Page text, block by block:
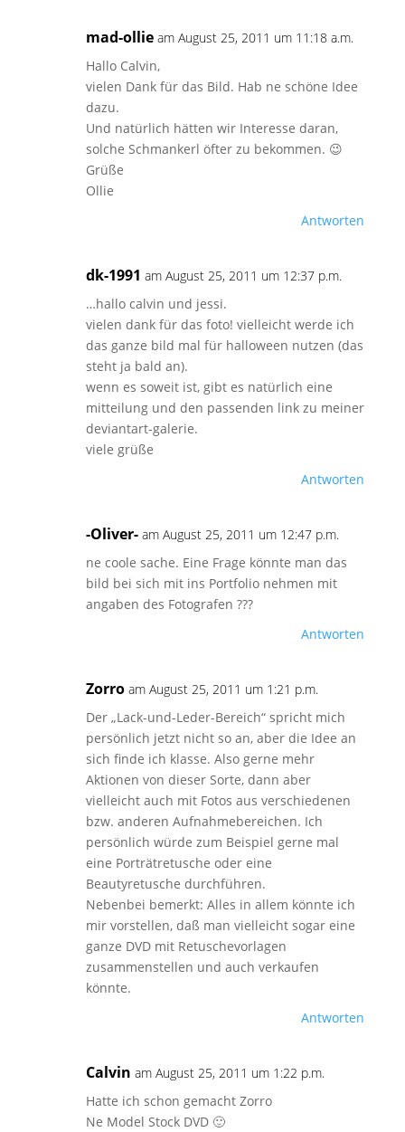
mad-ollie am August 25, 2011 um 11:18 a.m.
Hallo Calvin,
vielen Dank für das Bild. Hab ne schöne Idee
dazu.
Und natürlich hätten wir Interesse daran,
solche Schmankerl öfter zu bekommen. 😉
Grüße
Ollie
Antworten
dk-1991 am August 25, 2011 um 12:37 p.m.
…hallo calvin und jessi.
vielen dank für das foto! vielleicht werde ich
das ganze bild mal für halloween nutzen (das
steht ja bald an).
wenn es soweit ist, gibt es natürlich eine
mitteilung und den passenden link zu meiner
deviantart-galerie.
viele grüße
Antworten
-Oliver- am August 25, 2011 um 12:47 p.m.
ne coole sache. Eine Frage könnte man das
bild bei sich mit ins Portfolio nehmen mit
angaben des Fotografen ???
Antworten
Zorro am August 25, 2011 um 1:21 p.m.
Der „Lack-und-Leder-Bereich“ spricht mich
persönlich jetzt nicht so an, aber die Idee an
sich finde ich klasse. Also gerne mehr
Aktionen von dieser Sorte, dann aber
vielleicht auch mit Fotos aus verschiedenen
bzw. anderen Aufnahmebereichen. Ich
persönlich würde zum Beispiel gerne mal
eine Porträtretusche oder eine
Beautyretusche durchführen.
Nebenbei bemerkt: Alles in allem könnte ich
mir vorstellen, daß man vielleicht sogar eine
ganze DVD mit Retuschevorlagen
zusammenstellen und auch verkaufen
könnte.
Antworten
Calvin am August 25, 2011 um 1:22 p.m.
Hatte ich schon gemacht Zorro
Ne Model Stock DVD 🙂